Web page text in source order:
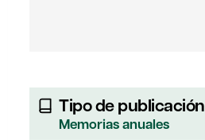
Tipo de publicación
Memorias anuales